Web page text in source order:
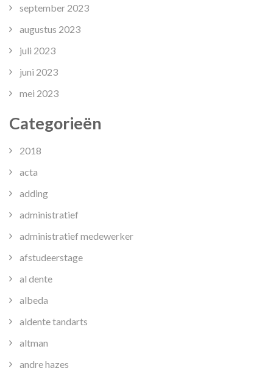
september 2023
augustus 2023
juli 2023
juni 2023
mei 2023
Categorieën
2018
acta
adding
administratief
administratief medewerker
afstudeerstage
al dente
albeda
aldente tandarts
altman
andre hazes